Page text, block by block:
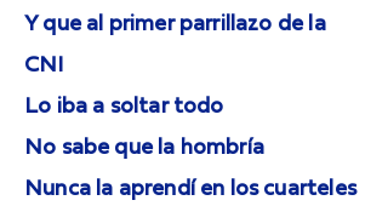
Y que al primer parrillazo de la
CNI
Lo iba a soltar todo
No sabe que la hombría
Nunca la aprendí en los cuarteles